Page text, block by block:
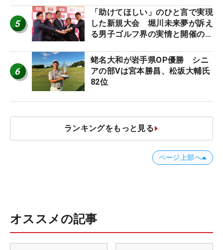
5
「助けてほしい」のひと言で実現
した新規大会 堀川未来夢が訴え
る男子ゴルフ界の実情と開催の舞
6
蛯名大和が岩手県OP優勝 シニ
アの部Vは宮本勝昌、松坂大輔氏
82位
ランキングをもっと見る
ページ上部へ
オススメの記事